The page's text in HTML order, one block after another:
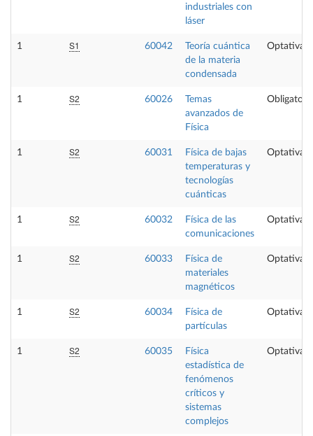
industriales con
láser
1 S1 60042
Teoría cuántica
de la materia
condensada
Optativa
1 S2 60026
Temas
avanzados de
Física
Obligatoria
1 S2 60031
Física de bajas
temperaturas y
tecnologías
cuánticas
Optativa
1 S2 60032
Física de las
comunicaciones
Optativa
1 S2 60033
Física de
materiales
magnéticos
Optativa
1 S2 60034
Física de
partículas
Optativa
1 S2 60035
Física
estadística de
fenómenos
críticos y
sistemas
complejos
Optativa